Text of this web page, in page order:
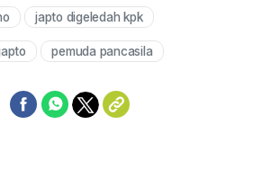
japto digeledah kpk
pemuda pancasila